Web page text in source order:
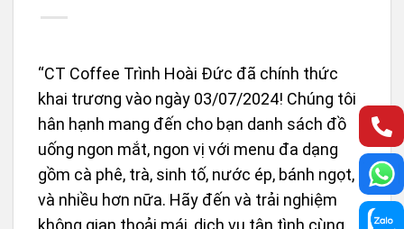
“CT Coffee Trình Hoài Đức đã chính thức
khai trương vào ngày 03/07/2024! Chúng tôi
hân hạnh mang đến cho bạn danh sách đồ
uống ngon mắt, ngon vị với menu đa dạng
gồm cà phê, trà, sinh tố, nước ép, bánh ngọt,
và nhiều hơn nữa. Hãy đến và trải nghiệm
không gian thoải mái, dịch vụ tận tình cùng